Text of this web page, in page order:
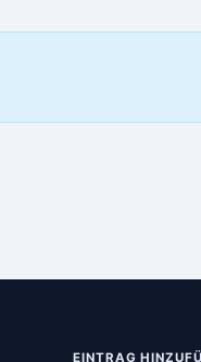
EINTRAG